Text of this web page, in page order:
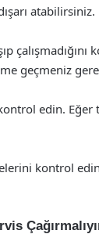
atabilirsiniz.
geçmeniz
edin. Eğer
kontrol